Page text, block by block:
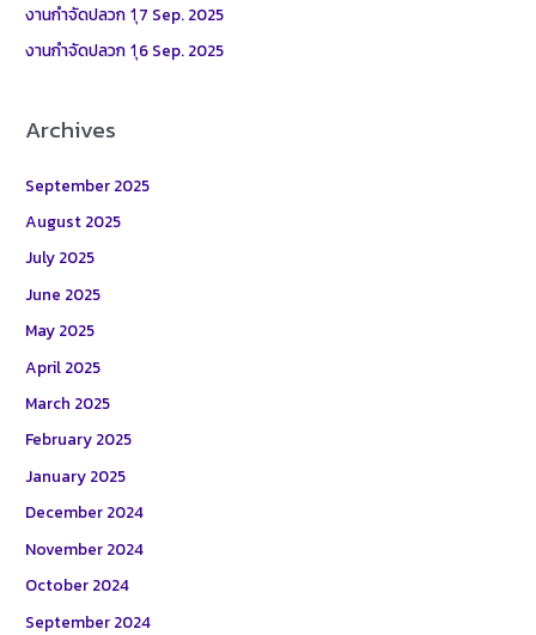
:
งานกำจัดปลวก 1ุ7 Sep. 2025
งานกำจัดปลวก 1ุ6 Sep. 2025
Archives
September 2025
August 2025
July 2025
June 2025
May 2025
April 2025
March 2025
February 2025
January 2025
December 2024
November 2024
October 2024
September 2024